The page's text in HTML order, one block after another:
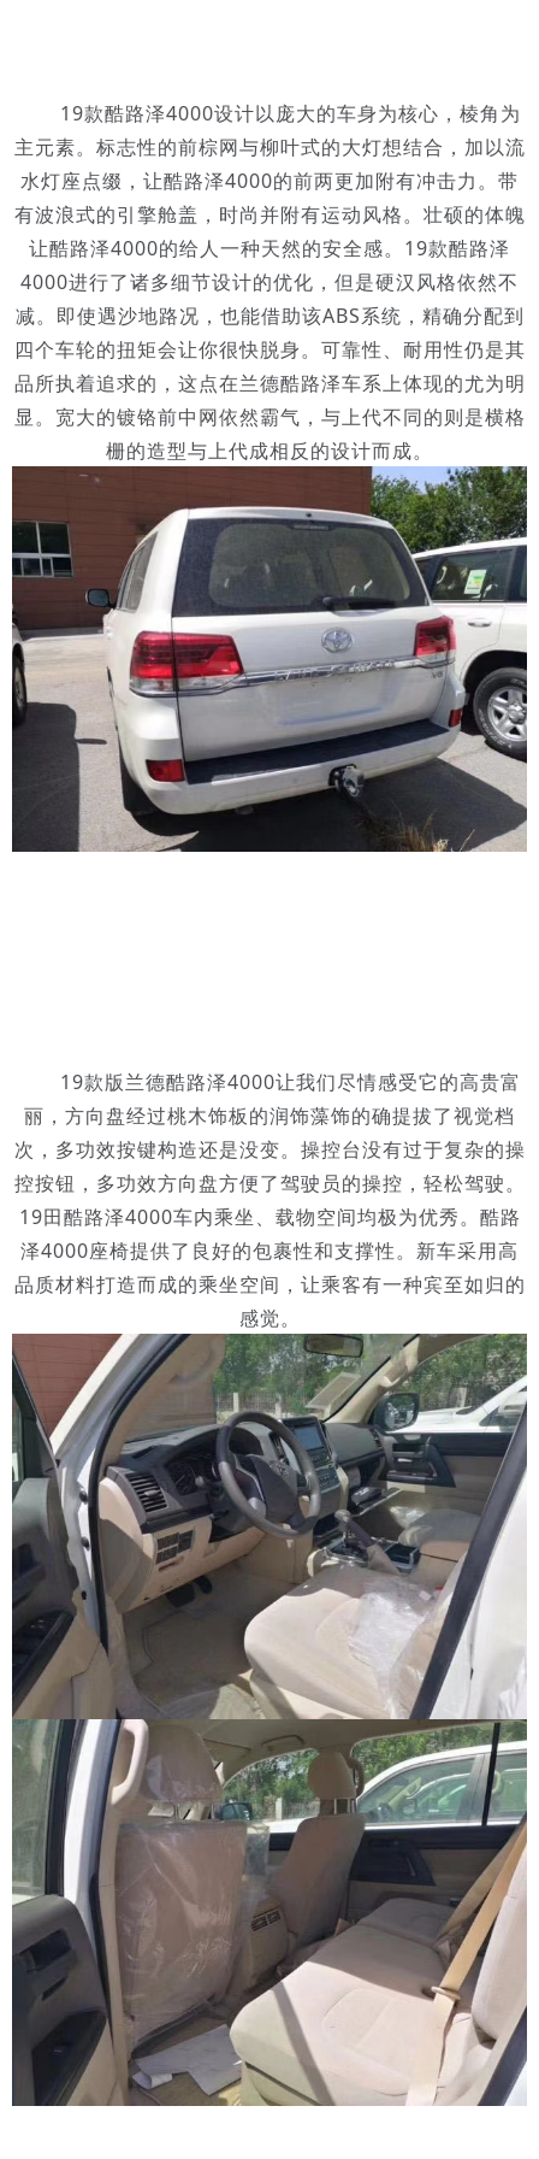
19款酷路泽4000设计以庞大的车身为核心，棱角为
主元素。标志性的前棕网与柳叶式的大灯想结合，加以流
水灯座点缀，让酷路泽4000的前两更加附有冲击力。带
有波浪式的引擎舱盖，时尚并附有运动风格。壮硕的体魄
让酷路泽4000的给人一种天然的安全感。19款酷路泽
4000进行了诸多细节设计的优化，但是硬汉风格依然不
减。即使遇沙地路况，也能借助该ABS系统，精确分配到
四个车轮的扭矩会让你很快脱身。可靠性、耐用性仍是其
品所执着追求的，这点在兰德酷路泽车系上体现的尤为明
显。宽大的镀铬前中网依然霸气，与上代不同的则是横格
栅的造型与上代成相反的设计而成。
19款版兰德酷路泽4000让我们尽情感受它的高贵富
丽，方向盘经过桃木饰板的润饰藻饰的确提拔了视觉档
次，多功效按键构造还是没变。操控台没有过于复杂的操
控按钮，多功效方向盘方便了驾驶员的操控，轻松驾驶。
19田酷路泽4000车内乘坐、载物空间均极为优秀。酷路
泽4000座椅提供了良好的包裹性和支撑性。新车采用高
品质材料打造而成的乘坐空间，让乘客有一种宾至如归的
感觉。